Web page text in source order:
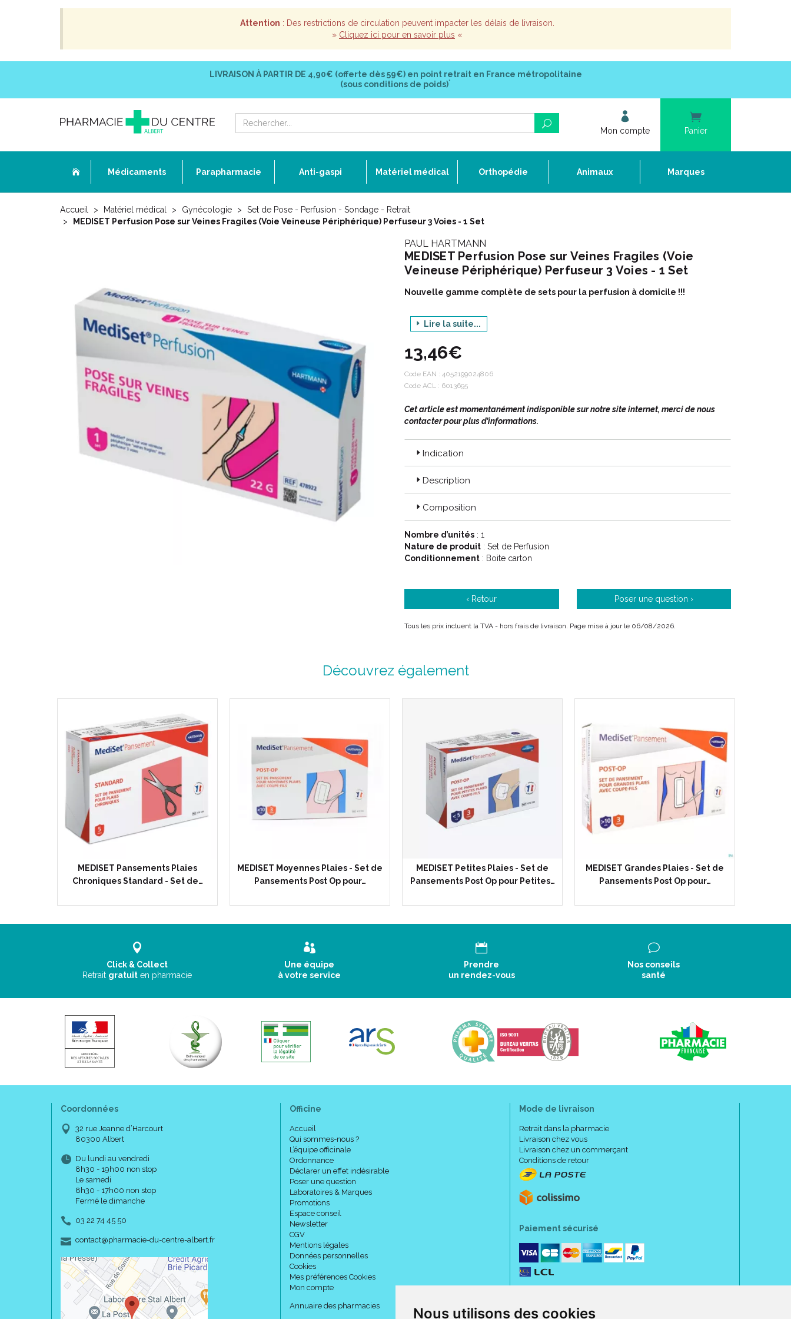
Nous utilisons des cookies
Attention : Des restrictions de circulation peuvent impacter les délais de livraison.
» Cliquez ici pour en savoir plus «
LIVRAISON À PARTIR DE 4,90€ (offerte dès 59€) en point retrait en France métropolitaine
(sous conditions de poids)*
Mon compte Panier
Médicaments Parapharmacie Anti-gaspi Matériel médical Orthopédie Animaux Marques
Accueil Matériel médical Gynécologie
Set de Pose - Perfusion - Sondage - Retrait
MEDISET Perfusion Pose sur Veines Fragiles (Voie Veineuse Périphérique) Perfuseur 3 Voies - 1 Set
PAUL HARTMANN
MEDISET Perfusion Pose sur Veines Fragiles (Voie
Veineuse Périphérique) Perfuseur 3 Voies - 1 Set
Nouvelle gamme complète de sets pour la perfusion à domicile !!!
Un code couleur pour simplifier l' identité des sets.
Des conditions optimales de sécurité et d’ asepsie.
Des composants disposés dans le blister selon l’ ordre du soin pour le respect
des protocoles de soins et des recommandations de bonnes pratiques.
Lire la suite...
13,46€
Code EAN : 4052199024806
Code ACL : 6013695
Cet article est momentanément indisponible sur notre site internet, merci de nous
contacter pour plus d’informations.
Indication
Description
Composition
Nombre d’unités : 1
Nature de produit : Set de Perfusion
Conditionnement : Boite carton
‹ Retour Poser une question ›
Tous les prix incluent la TVA - hors frais de livraison. Page mise à jour le 06/08/2026.
Découvrez également
MEDISET Pansements Plaies
Chroniques Standard - Set de…
MEDISET Moyennes Plaies - Set de
Pansements Post Op pour…
MEDISET Petites Plaies - Set de
Pansements Post Op pour Petites…
MEDISET Grandes Plaies - Set de
Pansements Post Op pour…
Click & Collect
Retrait gratuit en pharmacie
Une équipe
à votre service
Prendre
un rendez-vous
Nos conseils
santé
Coordonnées
32 rue Jeanne d’Harcourt
80300 Albert
Du lundi au vendredi
8h30 - 19h00 non stop
Le samedi
8h30 - 17h00 non stop
Fermé le dimanche
03 22 74 45 50
contact-
@-
pharmacie-du-centre-albert.fr
Officine
Accueil
Qui sommes-nous ?
L’équipe officinale
Ordonnance
Déclarer un effet indésirable
Poser une question
Laboratoires & Marques
Promotions
Espace conseil
Newsletter
CGV
Mentions légales
Données personnelles
Cookies
Mes préférences Cookies
Mon compte
Annuaire des pharmacies
Mode de livraison
Retrait dans la pharmacie
Livraison chez vous
Livraison chez un commerçant
Conditions de retour
Paiement sécurisé